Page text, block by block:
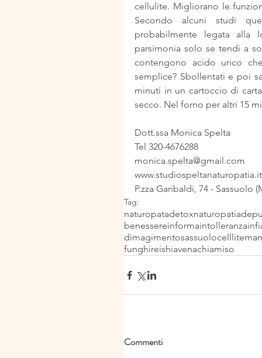
cellulite. Migliorano le
Secondo alcuni studi
probabilmente legata alla
parsimonia solo se tendi a
contengono acido urico
semplice? Sbollentati e poi
minuti in un cartoccio di
secco. Nel forno per altri 15
Dott.ssa Monica Spelta
Tel 320-4676288
monica.spelta@gmail.com
www.studiospeltanaturopatia.it
P.zza Garibaldi, 74 - Sassuolo
Tag:
naturopatadetoxnaturopatia
benessereinformaintolleranza
dimagimentosassuolocelllite
funghireishiavenachiamiso
Commenti